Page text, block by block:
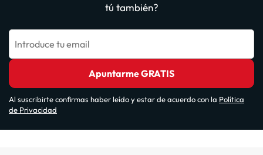
tú también?
Introduce tu email
Apuntarme GRATIS
Al suscribirte confirmas haber leído y estar de acuerdo con la Política
de Privacidad